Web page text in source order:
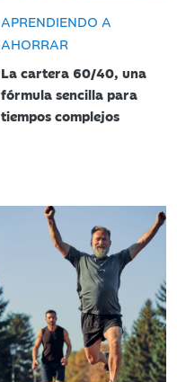
APRENDIENDO A
AHORRAR
La cartera 60/40, una
fórmula sencilla para
tiempos complejos